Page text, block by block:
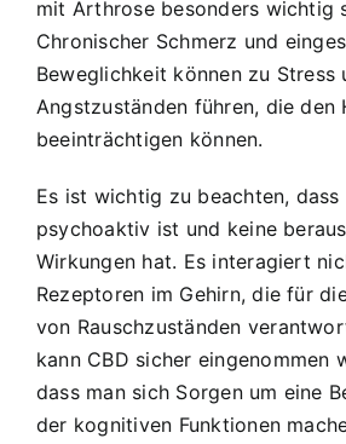
mit Arthrose besonders wichtig
Chronischer Schmerz und
Beweglichkeit können zu Stress
Angstzuständen führen, die den
beeinträchtigen können.
Es ist wichtig zu beachten, dass
psychoaktiv ist und keine
Wirkungen hat. Es interagiert
Rezeptoren im Gehirn, die für
von Rauschzuständen
kann CBD sicher eingenommen
dass man sich Sorgen um eine
der kognitiven Funktionen